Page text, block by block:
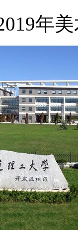
年